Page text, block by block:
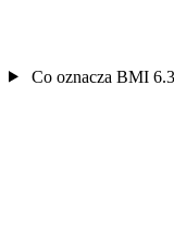
Co oznacza BMI